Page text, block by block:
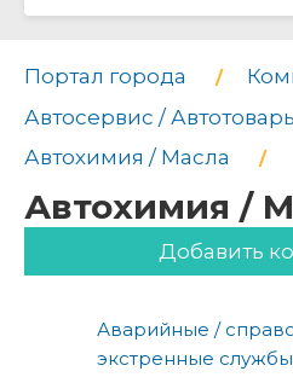
Портал города
Автосервис /
Автохимия / Масла
Автохимия /
Добавить
Аварийные /
экстренные службы